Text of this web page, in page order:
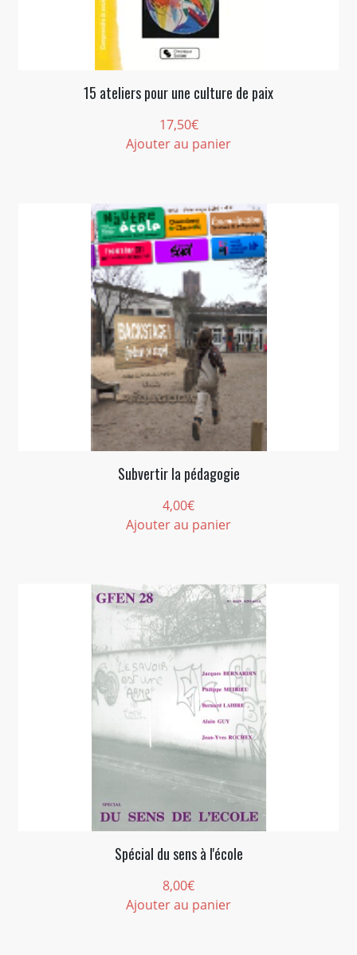
15 ateliers pour une culture de paix
17,50€
Ajouter au panier
Subvertir la pédagogie
4,00€
Ajouter au panier
Spécial du sens à l'école
8,00€
Ajouter au panier